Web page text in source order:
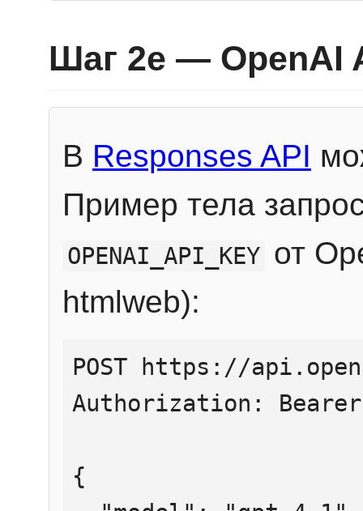
Шаг 2e — OpenAI
В Responses API
Пример тела
OPENAI_API_KEY от
htmlweb):
POST https://
Authorization:
{